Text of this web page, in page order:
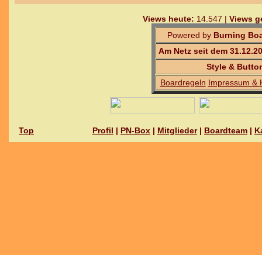
Views heute: 14.547 | Views
Powered by Burning
Am Netz seit dem
Style &
Boardregeln Impressum &
Top Profil | PN-Box | Mitglieder| Boardteam |